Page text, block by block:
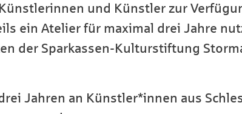
und Künstler zur
ein Atelier für maximal drei Jahre
der Sparkassen-Kulturstiftung
Jahren an Künstler*innen aus